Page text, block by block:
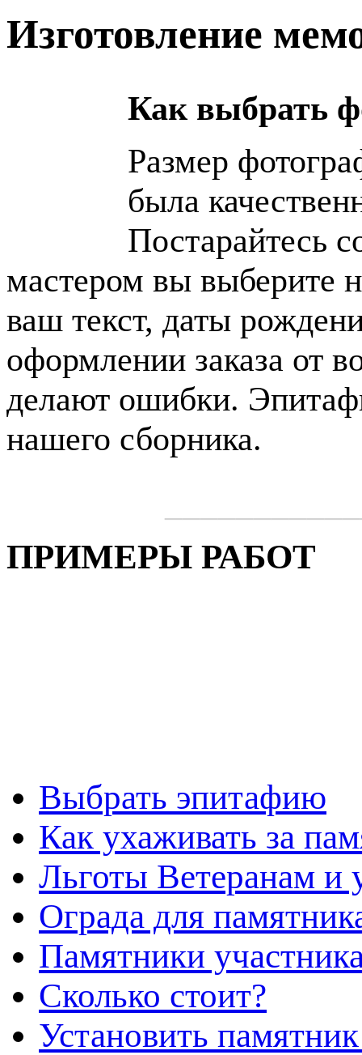
Изготовление
Как выбрать
Размер
была
Постарайтесь
мастером вы выберите
ваш текст, даты
оформлении заказа от
делают ошибки.
нашего сборника.
ПРИМЕРЫ РАБОТ
Выбрать эпитафию
Как ухаживать за
Льготы Ветеранам
Ограда для
Памятники
Сколько стоит?
Установить